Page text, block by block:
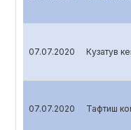
07.07.2020 Кузатув
07.07.2020 Тафтиш